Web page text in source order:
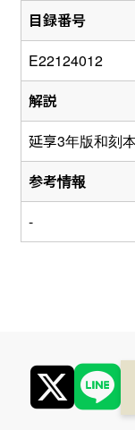
目録番号
E22124012
解説
延享3年版和刻
参考情報
-